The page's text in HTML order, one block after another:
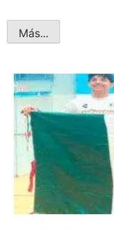
Más...